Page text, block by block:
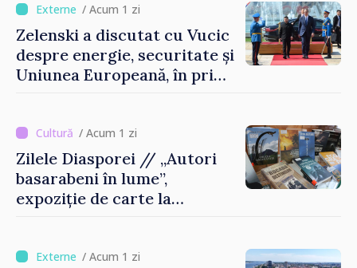
/ Acum 1 zi
Zelenski a discutat cu Vucic
despre energie, securitate și
Uniunea Europeană, în prima
/ Acum 1 zi
Zilele Diasporei // „Autori
basarabeni în lume”,
expoziție de carte la
/ Acum 1 zi